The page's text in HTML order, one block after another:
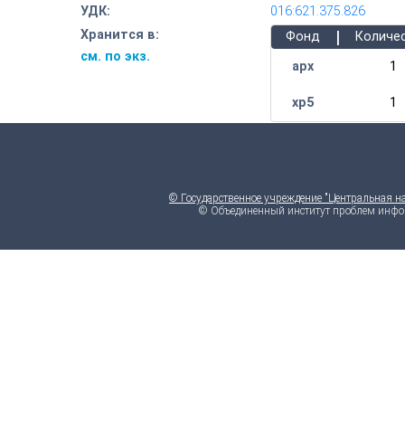
УДК:
016:621.375.826
Хранится в:
см. по экз.
Фонд |
арх
1
хр5 1
© Государственное учреждение
© Объединенный институт проблем